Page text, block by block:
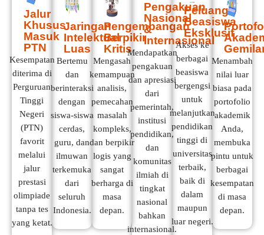
Jalur
Khusus
Masuk
PTN
Kesempatan
diterima di
Perguruan
Tinggi
Negeri
(PTN)
favorit
melalui
jalur
prestasi
olimpiade
tanpa tes
yang ketat.
Jaringan
Intelektual
Luas
Bertemu
dan
berinteraksi
dengan
siswa-siswa
cerdas,
guru, dan
ilmuwan
terkemuka
dari
seluruh
Indonesia.
Pengembangan
Berpikir
Kritis
Mengasah
kemampuan
analisis,
pemecahan
masalah
kompleks,
dan berpikir
logis yang
sangat
berharga di
masa
depan.
Pengakuan
Nasional
&
Internasional
Mendapatkan
pengakuan
dan apresiasi
dari
pemerintah,
institusi
pendidikan,
dan
komunitas
ilmiah di
tingkat
nasional
bahkan
internasional.
Peluang
Beasiswa
Eksklusif
Akses ke
berbagai
beasiswa
bergengsi
untuk
melanjutkan
pendidikan
tinggi di
universitas
terbaik,
baik di
dalam
maupun
luar negeri.
Menambah
nilai luar
biasa pada
portofolio
akademik
Anda,
membuka
pintu untuk
berbagai
kesempatan
di masa
depan.